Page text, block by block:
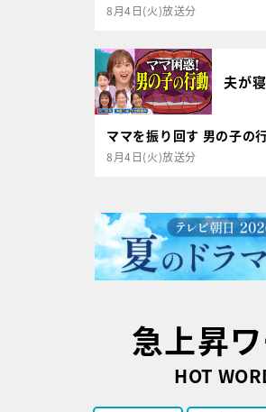
8月4日(火)放送分
夫が
ママを振り回す 男の子の
8月4日(火)放送分
急上昇
HOT